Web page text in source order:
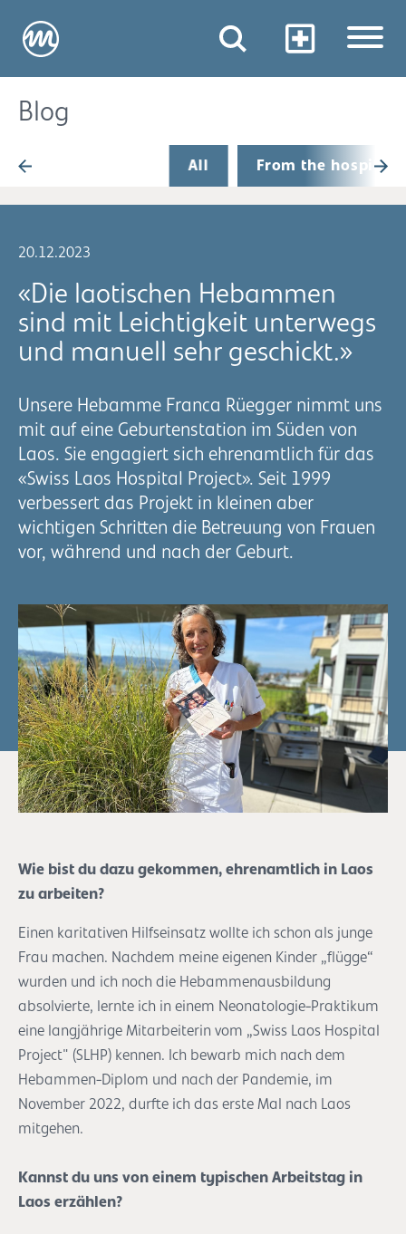
Blog
All From the hospital
20.12.2023
«Die laotischen Hebammen
sind mit Leichtigkeit unterwegs
und manuell sehr geschickt.»
Unsere Hebamme Franca Rüegger nimmt uns
mit auf eine Geburtenstation im Süden von
Laos. Sie engagiert sich ehrenamtlich für das
«Swiss Laos Hospital Project». Seit 1999
verbessert das Projekt in kleinen aber
wichtigen Schritten die Betreuung von Frauen
vor, während und nach der Geburt.
Wie bist du dazu gekommen, ehrenamtlich in Laos
zu arbeiten?
Einen karitativen Hilfseinsatz wollte ich schon als junge
Frau machen. Nachdem meine eigenen Kinder „flügge“
wurden und ich noch die Hebammenausbildung
absolvierte, lernte ich in einem Neonatologie-Praktikum
eine langjährige Mitarbeiterin vom „Swiss Laos Hospital
Project" (SLHP) kennen. Ich bewarb mich nach dem
Hebammen-Diplom und nach der Pandemie, im
November 2022, durfte ich das erste Mal nach Laos
mitgehen.
Kannst du uns von einem typischen Arbeitstag in
Laos erzählen?